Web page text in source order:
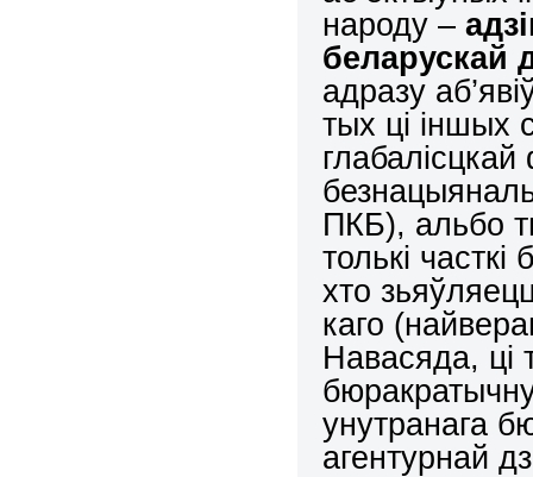
народу –
беларускай
адразу
тых ці іншых
глабалісцкай
ПКБ), альбо
толькі
хто
каго
Навасяда, ці
унутранага
агентурнай